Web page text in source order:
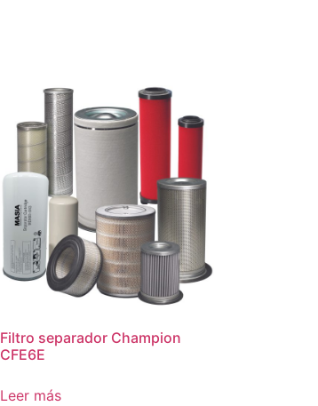
Filtro separador Champion
CFE6E
Leer más